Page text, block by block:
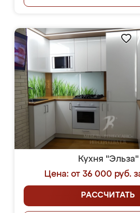
Кухня "Эльза"
Цена: от 36 000 руб.
РАССЧИТАТЬ